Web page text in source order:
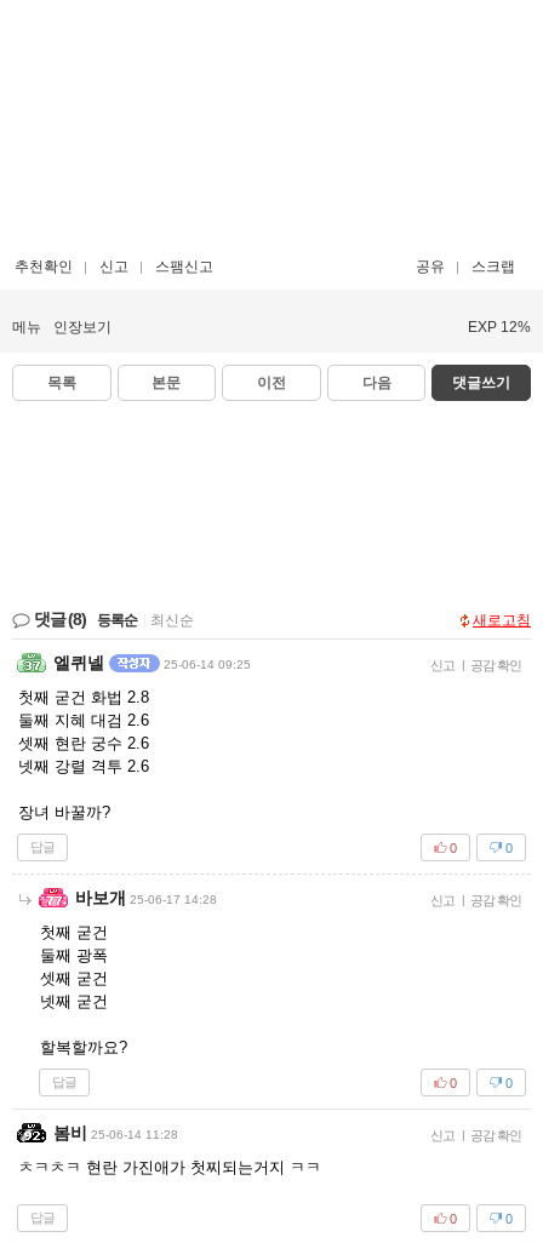
추천확인 신고 스팸신고 공유 스크랩
메뉴 인장보기 EXP 12%
목록 본문 이전 다음 댓글쓰기
댓글(8) 등록순 최신순 새로고침
엘퀴넬 25-06-14 09:25 신고 공감 확인
첫째 굳건 화법 2.8
둘째 지혜 대검 2.6
셋째 현란 궁수 2.6
넷째 강렬 격투 2.6
장녀 바꿀까?
답글 0
0
바보개 25-06-17 14:28 신고 공감 확인
첫째 굳건
둘째 광폭
셋째 굳건
넷째 굳건
할복할까요?
답글 0
0
봄비 25-06-14 11:28 신고 공감 확인
ㅊㅋㅊㅋ 현란 가진애가 첫찌되는거지 ㅋㅋ
답글 0
0